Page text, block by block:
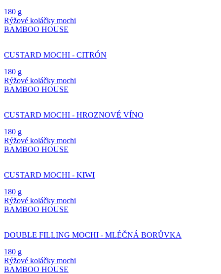
180 g
Rýžové koláčky mochi
BAMBOO HOUSE
CUSTARD MOCHI - CITRÓN
180 g
Rýžové koláčky mochi
BAMBOO HOUSE
CUSTARD MOCHI - HROZNOVÉ VÍNO
180 g
Rýžové koláčky mochi
BAMBOO HOUSE
CUSTARD MOCHI - KIWI
180 g
Rýžové koláčky mochi
BAMBOO HOUSE
DOUBLE FILLING MOCHI - MLÉČNÁ BORŮVKA
180 g
Rýžové koláčky mochi
BAMBOO HOUSE